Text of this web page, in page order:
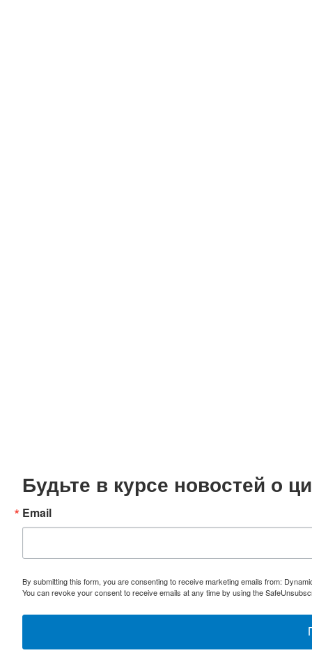
Будьте в курсе новостей о
Email
By submitting this form, you are consenting to receive marketing emails from:
You can revoke your consent to receive emails at any time by using the